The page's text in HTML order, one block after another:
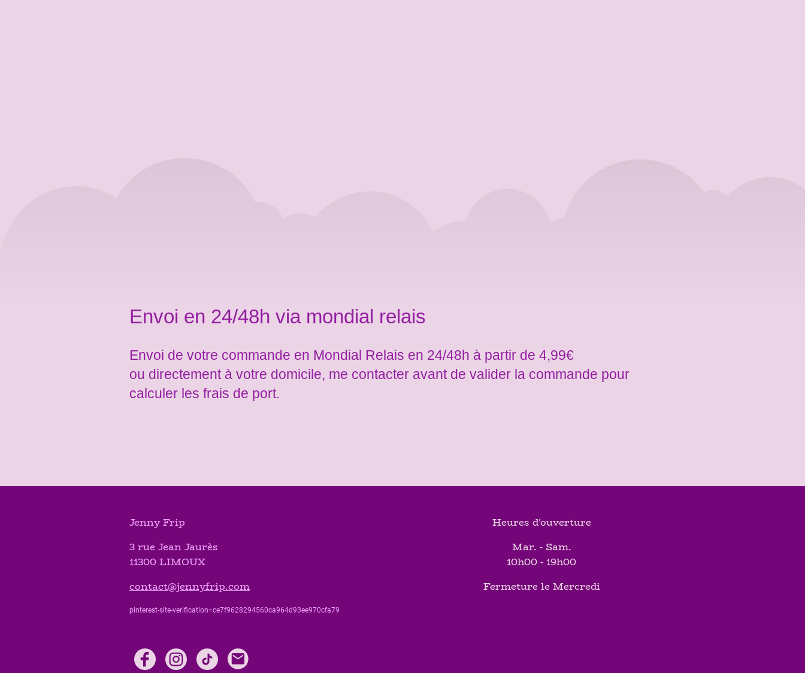
Envoi en 24/48h via mondial relais
Envoi de votre commande en Mondial Relais en 24/48h à partir de 4,99€
ou directement à votre domicile, me contacter avant de valider la commande pour
calculer les frais de port.
Jenny Frip
3 rue Jean Jaurès
11300 LIMOUX
contact@jennyfrip.com
pinterest-site-verification=ce7f9628294560ca964d93ee970cfa79
Heures d'ouverture
Mar. - Sam.
10h00 - 19h00
Fermeture le Mercredi